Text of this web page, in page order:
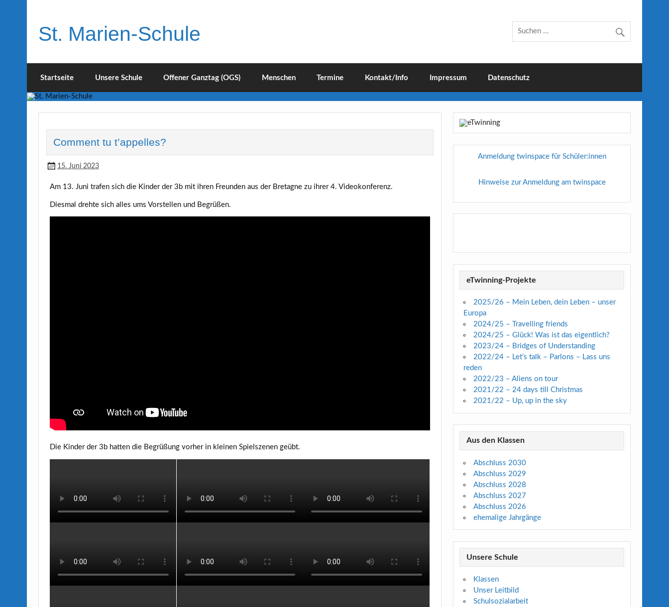
St. Marien-Schule
Katholische Grundschule in Moers
Startseite Unsere Schule Offener Ganztag (OGS) Menschen Termine Kontakt/Info Impressum Datenschutz
Comment tu t’appelles?
15. Juni 2023
Am 13. Juni trafen sich die Kinder der 3b mit ihren Freunden aus der Bretagne zu ihrer 4. Videokonferenz.
Diesmal drehte sich alles ums Vorstellen und Begrüßen.
Die Kinder der 3b hatten die Begrüßung vorher in kleinen Spielszenen geübt.
Anmeldung twinspace für Schüler:innen
Hinweise zur Anmeldung am twinspace
eTwinning-Projekte
2025/26 – Mein Leben, dein Leben – unser
Europa
2024/25 – Travelling friends
2024/25 – Glück! Was ist das eigentlich?
2023/24 – Bridges of Understanding
2022/24 – Let’s talk – Parlons – Lass uns
reden
2022/23 – Aliens on tour
2021/22 – 24 days till Christmas
2021/22 – Up, up in the sky
Aus den Klassen
Abschluss 2030
Abschluss 2029
Abschluss 2028
Abschluss 2027
Abschluss 2026
ehemalige Jahrgänge
Unsere Schule
Klassen
Unser Leitbild
Schulsozialarbeit